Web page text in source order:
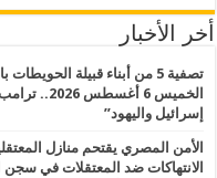
أخر الأخبار
تصفية 5 من أبناء قبيلة
الخميس 6
إسرائيل واليهود”
الأمن المصري يقتحم منازل